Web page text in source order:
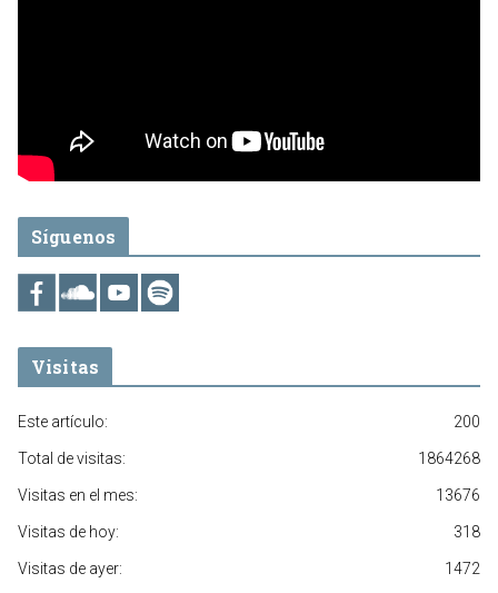
Síguenos
Visitas
200
Este artículo:
1864268
Total de visitas:
13676
Visitas en el mes:
318
Visitas de hoy:
1472
Visitas de ayer: